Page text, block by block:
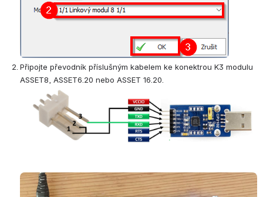
Připojte převodník příslušným kabelem ke konektrou K3 modulu
ASSET8, ASSET6.20 nebo ASSET 16.20.
Open